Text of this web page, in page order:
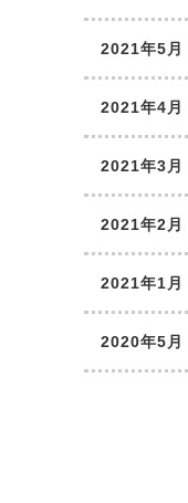
2021年5月
2021年4月
2021年3月
2021年2月
2021年1月
2020年5月